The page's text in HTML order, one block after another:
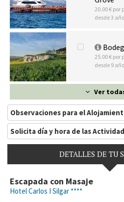
20.00 € por
desde 3
25.00 € por
desde 9
Ver
Observaciones para el
Solicita día y hora de las
DETALLES DE TU
Escapada con Masaje
Hotel Carlos I Silgar ****